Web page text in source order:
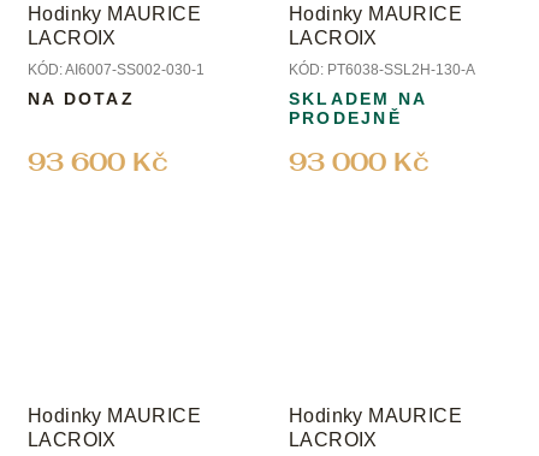
Hodinky MAURICE
LACROIX
KÓD:AI6007-SS002-030-1
93 600 Kč
NA DOTAZ
Hodinky MAURICE
LACROIX
KÓD: PT6038-SSL2H-130-A
93 000 Kč
SKLADEM NA
PRODEJNĚ
Hodinky MAURICE
LACROIX
Hodinky MAURICE
LACROIX